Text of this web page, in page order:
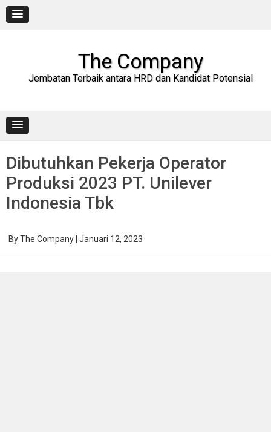
content
The Company
Jembatan Terbaik antara HRD dan Kandidat Potensial
Dibutuhkan Pekerja Operator
Produksi 2023 PT. Unilever
Indonesia Tbk
ByThe Company Januari 12, 2023